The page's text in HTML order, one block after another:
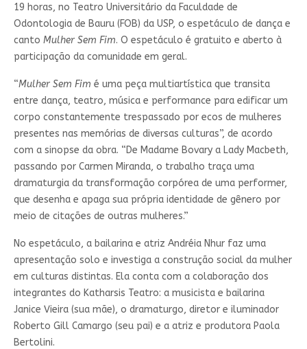
19 horas, no Teatro Universitário da Faculdade de
Odontologia de Bauru (FOB) da USP, o espetáculo de dança e
canto Mulher Sem Fim. O espetáculo é gratuito e aberto à
participação da comunidade em geral.
“Mulher Sem Fim é uma peça multiartística que transita
entre dança, teatro, música e performance para edificar um
corpo constantemente trespassado por ecos de mulheres
presentes nas memórias de diversas culturas”, de acordo
com a sinopse da obra. “De Madame Bovary a Lady Macbeth,
passando por Carmen Miranda, o trabalho traça uma
dramaturgia da transformação corpórea de uma performer,
que desenha e apaga sua própria identidade de gênero por
meio de citações de outras mulheres.”
No espetáculo, a bailarina e atriz Andréia Nhur faz uma
apresentação solo e investiga a construção social da mulher
em culturas distintas. Ela conta com a colaboração dos
integrantes do Katharsis Teatro: a musicista e bailarina
Janice Vieira (sua mãe), o dramaturgo, diretor e iluminador
Roberto Gill Camargo (seu pai) e a atriz e produtora Paola
Bertolini.